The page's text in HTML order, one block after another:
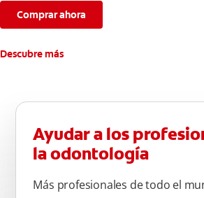
Comprar ahora
Descubre más
Ayudar a los
la odontología
Más profesionales de todo el